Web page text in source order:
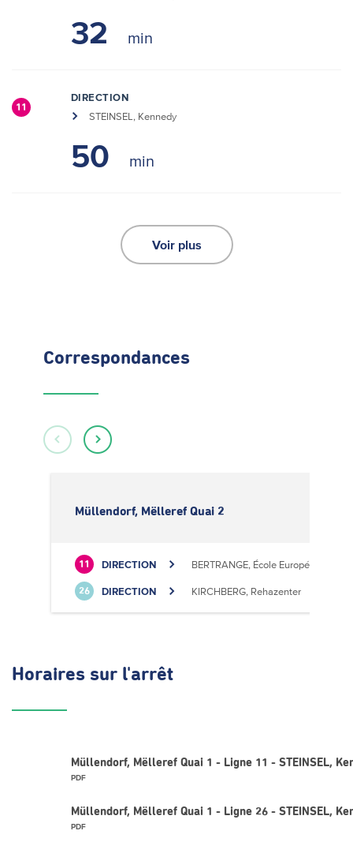
32
11
DIRECTION
STEINSEL, Kennedy
50
Voir plus
Correspondances
Müllendorf, Mëlleref Quai 2
11 DIRECTION BERTRANGE, École Européenne II
26 DIRECTION KIRCHBERG, Rehazenter
Horaires sur l'arrêt
Müllendorf, Mëlleref Quai 1 - Ligne 11 - STEINSEL,
PDF
Müllendorf, Mëlleref Quai 1 - Ligne 26 - STEINSEL,
PDF